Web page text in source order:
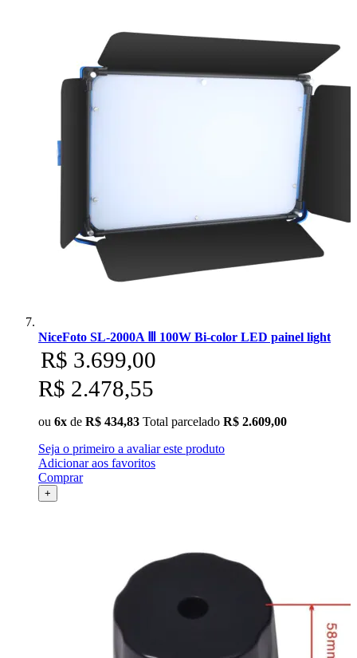
NiceFoto SL-2000A Ⅲ 100W Bi-color LED painel light
R$ 3.699,00
R$ 2.478,55
ou 6x de R$ 434,83 Total parcelado R$ 2.609,00
Seja o primeiro a avaliar este produto
Adicionar aos favoritos
Comprar
+